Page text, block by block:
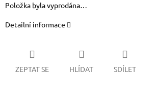
Položka byla vyprodána…
Detailní informace
ZEPTAT SE HLÍDAT SDÍLET